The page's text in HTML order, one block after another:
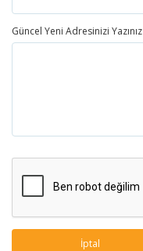
Güncel Yeni Adresinizi Yazınız
İptal